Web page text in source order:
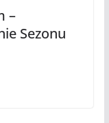
–
Sezonu